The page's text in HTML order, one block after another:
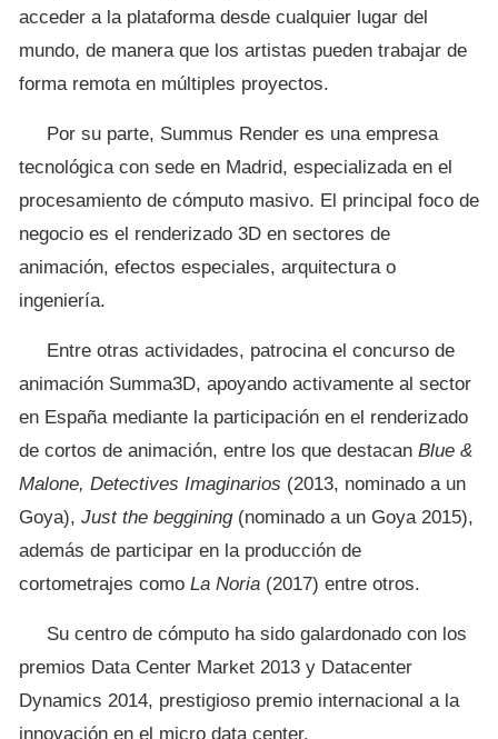
acceder a la plataforma desde cualquier lugar del
mundo, de manera que los artistas pueden trabajar de
forma remota en múltiples proyectos.
Por su parte, Summus Render es una empresa
tecnológica con sede en Madrid, especializada en el
procesamiento de cómputo masivo. El principal foco de
negocio es el renderizado 3D en sectores de
animación, efectos especiales, arquitectura o
ingeniería.
Entre otras actividades, patrocina el concurso de
animación Summa3D, apoyando activamente al sector
en España mediante la participación en el renderizado
de cortos de animación, entre los que destacan Blue &
Malone, Detectives Imaginarios (2013, nominado a un
Goya), Just the beggining(nominado a un Goya 2015),
además de participar en la producción de
cortometrajes como La Noria (2017) entre otros.
Su centro de cómputo ha sido galardonado con los
premios Data Center Market 2013 y Datacenter
Dynamics 2014, prestigioso premio internacional a la
innovación en el micro data center.